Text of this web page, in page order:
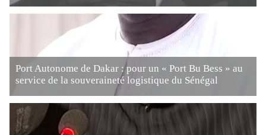
Port Autonome de Dakar : pour un « Port Bu Bess » au
service de la souveraineté logistique du Sénégal